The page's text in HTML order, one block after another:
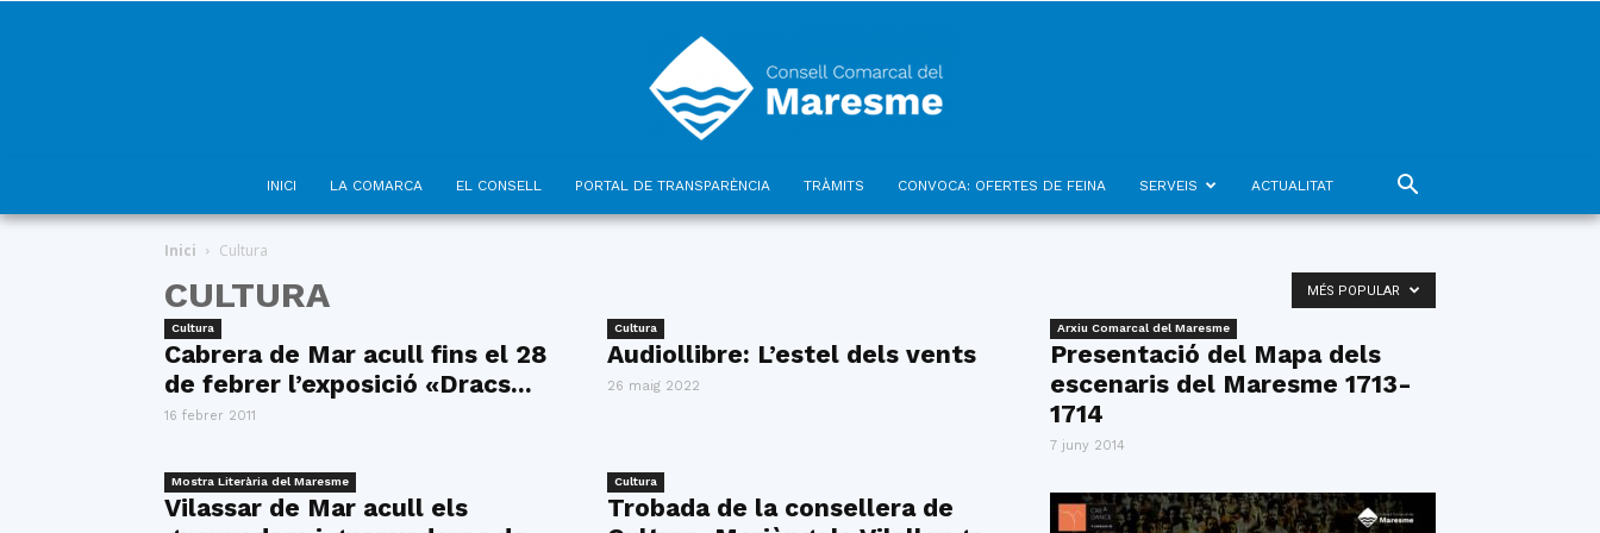
INICI LA COMARCA EL CONSELL PORTAL DE TRANSPARÈNCIA TRÀMITS CONVOCA: OFERTES DE FEINA SERVEIS ACTUALITAT
Inici Cultura
CULTURA MÉS POPULAR
Cultura
Cabrera de Mar acull fins el 28
de febrer l’exposició «Dracs...
16 febrer 2011
Cultura
Audiollibre: L’estel dels vents
26 maig 2022
Arxiu Comarcal del Maresme
Presentació del Mapa dels
escenaris del Maresme 1713-
1714
7 juny 2014
Mostra Literària del Maresme
Vilassar de Mar acull els
Cultura
Trobada de la consellera de